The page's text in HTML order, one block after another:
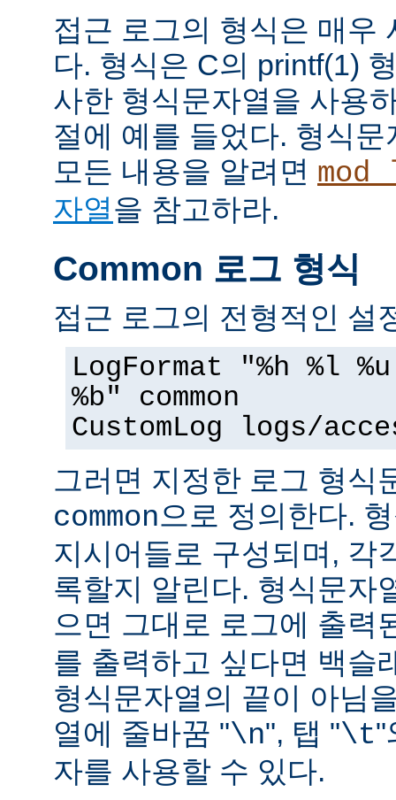
접근 로그의 형식은 매우
다. 형식은 C의 printf(1)
사한 형식문자열을 사용
절에 예를 들었다. 형식
모든 내용을 알려면
자열을 참고하라.
Common 로그 형식
접근 로그의 전형적인 설
LogFormat "%h %l
%b" common
CustomLog logs/
그러면 지정한 로그 형식
common으로 정의한다.
지시어들로 구성되며, 각
록할지 알린다. 형식문자
으면 그대로 로그에 출력
를 출력하고 싶다면 백슬
형식문자열의 끝이 아님
열에 줄바꿈 "\n", 탭 "\t"
자를 사용할 수 있다.